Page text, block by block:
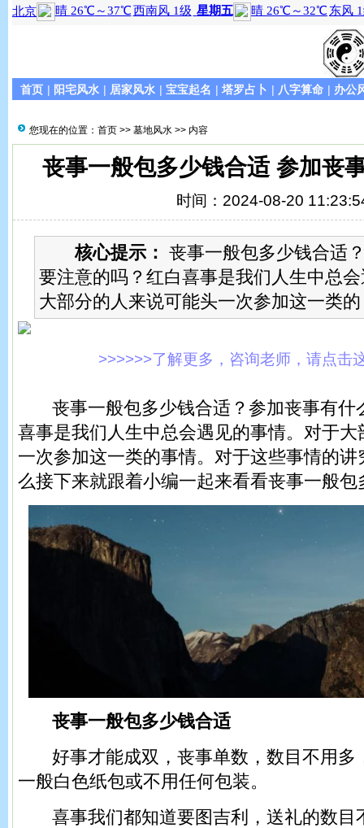
首页 | 阳宅风水 | 居家风水 | 宝宝起名 | 塔罗占卜 | 八字算命 | 办公
您现在的位置： 首页 >> 墓地风水 >> 内容
丧事一般包多少钱合适 参加丧
时间：2024-08-20
核心提示： 丧事一般包多少钱合适
要注意的吗？红白喜事是我们人生中总
大部分的人来说可能头一次参加这一类的
>>>>>>了解更多，咨询老师，请点击
丧事一般包多少钱合适？参加丧事有什
喜事是我们人生中总会遇见的事情。对于
一次参加这一类的事情。对于这些事情的
么接下来就跟着小编一起来看看丧事一般包
丧事一般包多少钱合适
好事才能成双，丧事单数，数目不用多
一般白色纸包或不用任何包装。
喜事我们都知道要图吉利，送礼的数目